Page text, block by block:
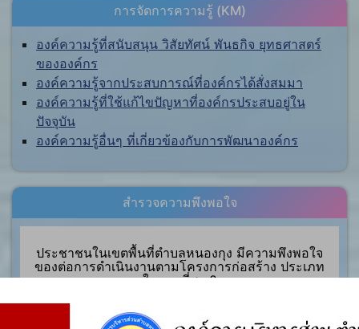
การจัดการความรู้ (KM)
องค์ความรู้ที่สนับสนุน วิสัยทัศน์ พันธกิจ ยุทธศาสตร์
ขององค์กร
องค์ความรู้จากประสบการณ์ที่องค์กรได้สั่งสมมา
องค์ความรู้ที่ใช้แก้ไขปัญหาที่องค์กรประสบอยู่ใน
ปัจจุบัน
องค์ความรู้อื่นๆ ที่เกี่ยวข้องกับการพัฒนาองค์กร
สำรวจความพึงพอใจ
ประชาชนในเขตพื้นที่ตำบลหนองกุง มีความพึงพอใจ
ของต่อการดำเนินงานตามโครงการก่อสร้าง ประเภท
ใดมากที่สุด ?
ถนนคอนกรีตเสริมเล็กภายในหมู่บ้าน